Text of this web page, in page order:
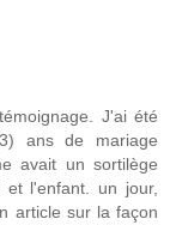
J'ai été
ans de mariage
avait un sortilège
l'enfant. un jour,
article sur la façon